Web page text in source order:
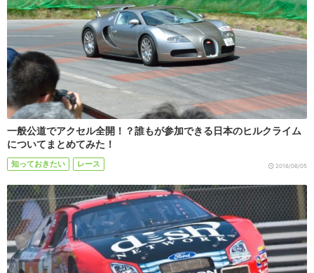
一般公道でアクセル全開！？誰もが参加できる日本のヒルクライム
についてまとめてみた！
知っておきたい レース 2016/06/05